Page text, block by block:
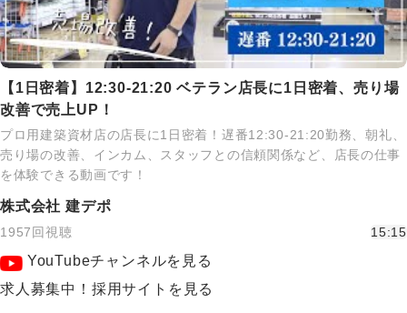
【1日密着】12:30-21:20 ベテラン店長に1日密着、売り場
改善で売上UP！
プロ用建築資材店の店長に1日密着！遅番12:30-21:20勤務、朝礼、
売り場の改善、インカム、スタッフとの信頼関係など、店長の仕事
を体験できる動画です！
株式会社 建デポ
1957回視聴 15:15
YouTubeチャンネルを見る
求人募集中！採用サイトを見る